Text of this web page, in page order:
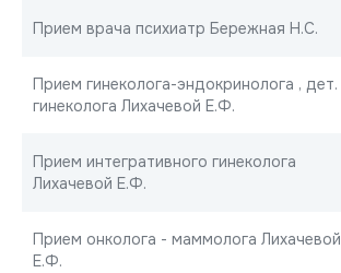
Прием врача психиатр Бережная Н.С.
Прием гинеколога-эндокринолога , дет.
гинеколога Лихачевой Е.Ф.
Прием интегративного гинеколога
Лихачевой Е.Ф.
Прием онколога - маммолога Лихачевой
Е.Ф.